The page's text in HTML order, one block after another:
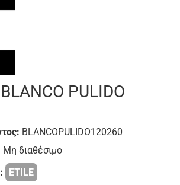
PULIDO
BLANCOPULIDO120260
Μη διαθέσιμο
ETILE